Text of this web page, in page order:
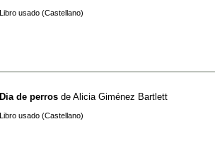
Libro usado (Castellano)
Dia de perros de Alicia Giménez Bartlett
Libro usado (Castellano)